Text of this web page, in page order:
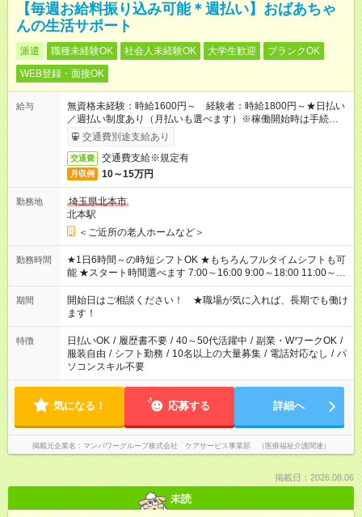
【毎週お給料振り込み可能＊週払い】おばあちゃ
んの生活サポート
派遣 職種未経験OK 社会人未経験OK 大学生歓迎
ブランクOK
WEB登録・面接OK
給与
無資格未経験：時給1600円～ 経験者：時給1800円～★日払い
／週払い制度あり（月払いも選べます）※稼働開始時は手続き完
了次第のお支払いとなります。
交通費別途支給あり
交通費 交通費支給※規定有
月収例 10～15万円
勤務地
埼玉県北本市
北本駅
＜ご近所の老人ホームなど＞
勤務時間
★1日6時間～の時短シフトOK ★もちろんフルタイムシフトも可
能 ★スタート時間選べます 7:00～16:00 9:00～18:00 11:00～
20:00 など 残業なし！ ※Wワークの場合、他のお仕事と合わせ
週40時間超の就業はご案内できません ※法令に基づき、週20時
間以上勤務は社会保険への加入対象となります ※労働者派遣法
（日雇い派遣の原則禁止）により、短時間・短期間の就業はご
案内が難しい場合があります
期間
開始日はご相談ください！ ★職場が気に入れば、長期でも働け
ます！
特徴 日払いOK / 履歴書不要 / 40～50代活躍中 / 副業・WワークOK /
服装自由 / シフト勤務 / 10名以上の大量募集 / 電話対応なし / パ
ソコンスキル不要
気になる！ 応募する 詳細へ
掲載元企業名 マンパワーグループ株式会社 ケアサービス事業部 （医療福祉介護関連）
掲載日：2026.08.06
未読